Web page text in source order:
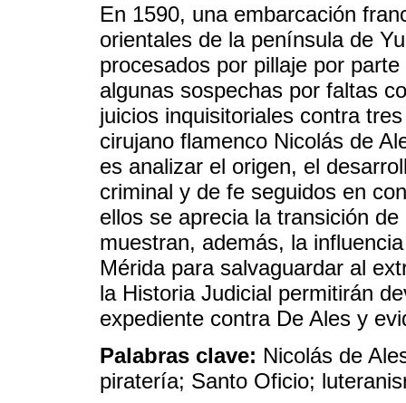
En 1590, una embarcación
orientales de la península de
procesados por pillaje por
algunas sospechas por faltas
juicios inquisitoriales contra
cirujano flamenco Nicolás de
es analizar el origen, el
criminal y de fe seguidos en
ellos se aprecia la transición
muestran, además, la
Mérida para salvaguardar al
la Historia Judicial permitirán
expediente contra De Ales y
Palabras clave: Nicolás de
piratería; Santo Oficio;